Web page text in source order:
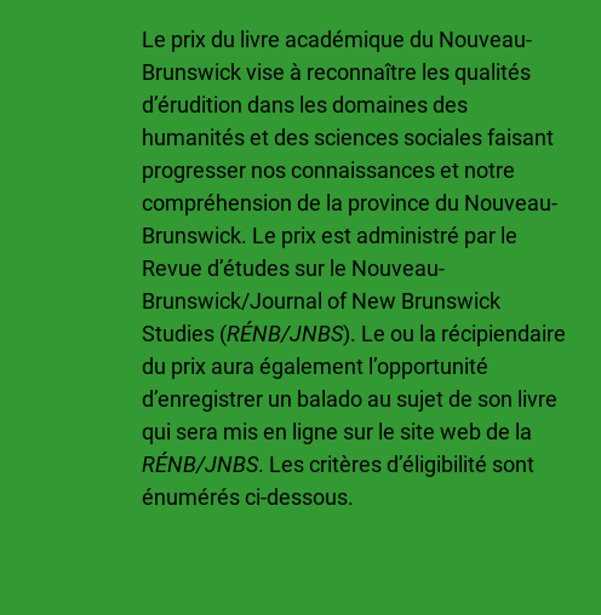
Le prix du livre académique du Nouveau-
Brunswick vise à reconnaître les qualités
d’érudition dans les domaines des
humanités et des sciences sociales faisant
progresser nos connaissances et notre
compréhension de la province du Nouveau-
Brunswick. Le prix est administré par le
Revue d’études sur le Nouveau-
Brunswick/Journal of New Brunswick
Studies (RÉNB/JNBS). Le ou la récipiendaire
du prix aura également l’opportunité
d’enregistrer un balado au sujet de son livre
qui sera mis en ligne sur le site web de la
RÉNB/JNBS. Les critères d’éligibilité sont
énumérés ci-dessous.